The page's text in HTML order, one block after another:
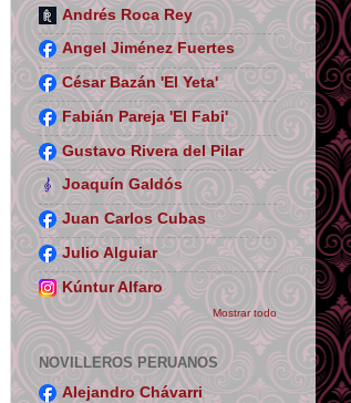
Andrés Roca Rey
Angel Jiménez Fuertes
César Bazán 'El Yeta'
Fabián Pareja 'El Fabi'
Gustavo Rivera del Pilar
Joaquín Galdós
Juan Carlos Cubas
Julio Alguiar
Kúntur Alfaro
Mostrar todo
NOVILLEROS PERUANOS
Alejandro Chávarri